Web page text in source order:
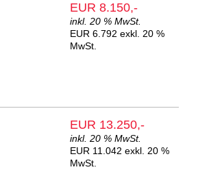
EUR 8.150,-
inkl. 20 % MwSt.
EUR 6.792 exkl. 20 %
MwSt.
EUR 13.250,-
inkl. 20 % MwSt.
EUR 11.042 exkl. 20 %
MwSt.